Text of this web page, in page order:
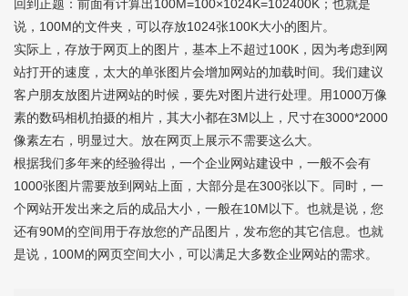
回到正题：前面有计算出100M=100×1024K=102400K；也就是
说，100M的文件夹，可以存放1024张100K大小的图片。
实际上，存放于网页上的图片，基本上不超过100K，因为考虑到网
站打开的速度，太大的单张图片会增加网站的加载时间。我们建议
客户朋友放图片进网站的时候，要先对图片进行处理。用1000万像
素的数码相机拍摄的相片，其大小都在3M以上，尺寸在3000*2000
像素左右，明显过大。放在网页上展示不需要这么大。
根据我们多年来的经验得出，一个企业网站建设中，一般不会有
1000张图片需要放到网站上面，大部分是在300张以下。同时，一
个网站开发出来之后的成品大小，一般在10M以下。也就是说，您
还有90M的空间用于存放您的产品图片，发布您的其它信息。也就
是说，100M的网页空间大小，可以满足大多数企业网站的需求。